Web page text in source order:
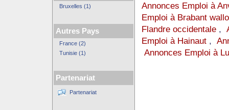
Bruxelles (1)
Autres Pays
France (2)
Tunisie (1)
Partenariat
Partenariat
Annonces Emploi à
Emploi à Brabant
Flandre occidentale,
Emploi à Hainaut,
Annonces Emploi à